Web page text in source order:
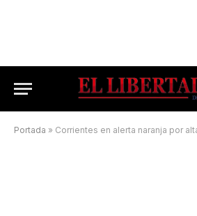
Portada » Corrientes en alerta naranja por